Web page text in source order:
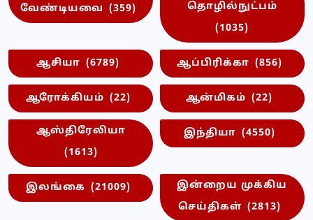
வேண்டியவை (359)
தொழில்நுட்பம்
(1035)
ஆசியா (6789) ஆப்பிரிக்கா (856)
ஆரோக்கியம் (22) ஆன்மிகம் (22)
ஆஸ்திரேலியா
(1613)
இந்தியா (4550)
இலங்கை (21009)
இன்றைய முக்கிய
செய்திகள் (2813)